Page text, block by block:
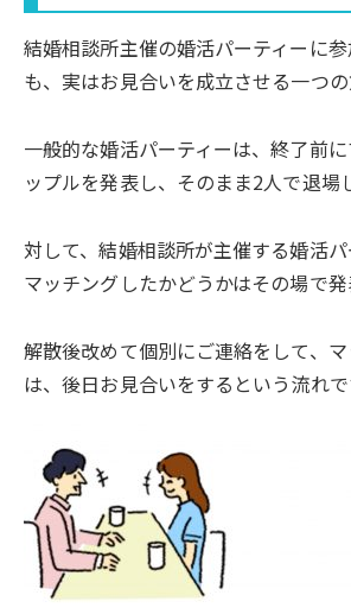
結婚相談所主催の婚活パーティーに
も、実はお見合いを成立させる一つの
一般的な婚活パーティーは、終了前
ップルを発表し、そのまま2人で退場
対して、結婚相談所が主催する婚活パ
マッチングしたかどうかはその場で発
解散後改めて個別にご連絡をして、
は、後日お見合いをするという流れで